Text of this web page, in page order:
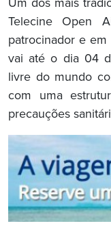
Um dos mais
Telecine Open
patrocinador e
vai até o dia 04
livre do mundo
com uma
precauções